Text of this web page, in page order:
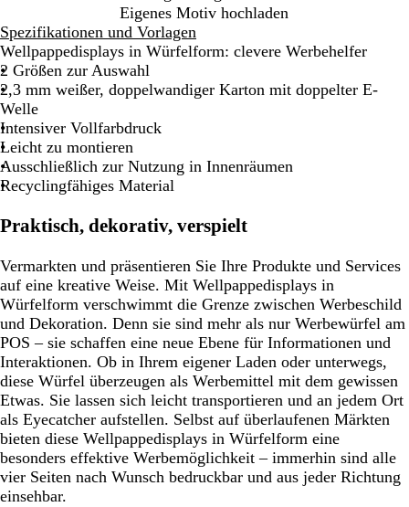
Eigenes Motiv hochladen
Spezifikationen und Vorlagen
Wellpappedisplays in Würfelform: clevere Werbehelfer
2 Größen zur Auswahl
2,3 mm weißer, doppelwandiger Karton mit doppelter E-
Welle
Intensiver Vollfarbdruck
Leicht zu montieren
Ausschließlich zur Nutzung in Innenräumen
Recyclingfähiges Material
Praktisch, dekorativ, verspielt
Vermarkten und präsentieren Sie Ihre Produkte und Services
auf eine kreative Weise. Mit Wellpappedisplays in
Würfelform verschwimmt die Grenze zwischen Werbeschild
und Dekoration. Denn sie sind mehr als nur Werbewürfel am
POS – sie schaffen eine neue Ebene für Informationen und
Interaktionen. Ob in Ihrem eigener Laden oder unterwegs,
diese Würfel überzeugen als Werbemittel mit dem gewissen
Etwas. Sie lassen sich leicht transportieren und an jedem Ort
als Eyecatcher aufstellen. Selbst auf überlaufenen Märkten
bieten diese Wellpappedisplays in Würfelform eine
besonders effektive Werbemöglichkeit – immerhin sind alle
vier Seiten nach Wunsch bedruckbar und aus jeder Richtung
einsehbar.